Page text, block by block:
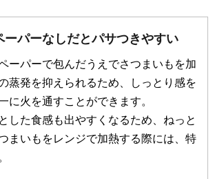
ーパーなしだとパサつきやすい
ーパーで包んだうえでさつまいもを加
蒸発を抑えられるため、しっとり感を
に火を通すことができます。
した食感も出やすくなるため、ねっと
まいもをレンジで加熱する際には、特